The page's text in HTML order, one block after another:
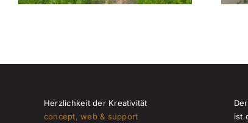
Herzlichkeit der Kreativität
concept, web & support
ist